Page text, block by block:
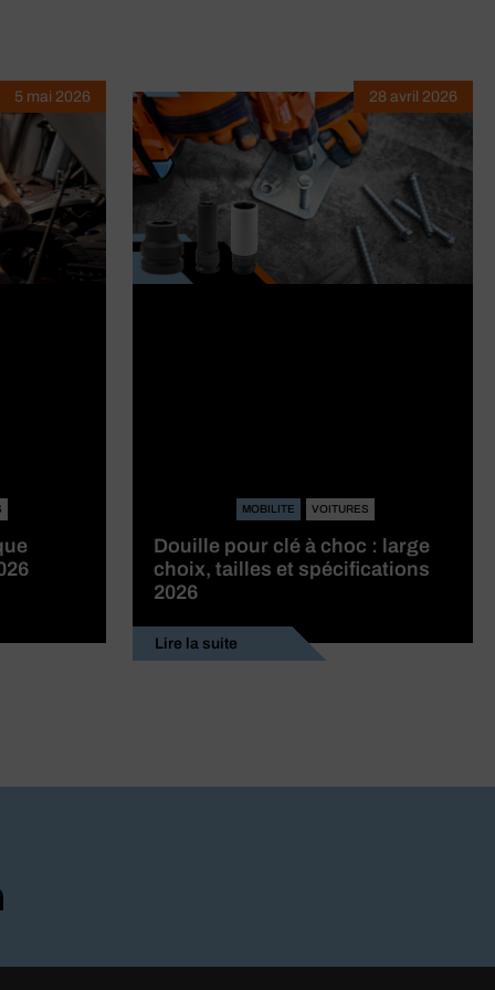
5 mai 2026
MOBILITE VOITURES
Douille pour clé à choc : large
choix, tailles et spécifications
2026
Lire la suite
28 avril 2026